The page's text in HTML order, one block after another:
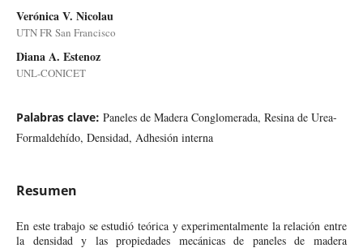
Verónica V. Nicolau
UTN FR San Francisco
Diana A. Estenoz
UNL-CONICET
Palabras clave: Paneles de Madera Conglomerada, Resina de Urea-
Formaldehído, Densidad, Adhesión interna
Resumen
En este trabajo se estudió teórica y experimentalmente la relación entre
la densidad y las propiedades mecánicas de paneles de madera